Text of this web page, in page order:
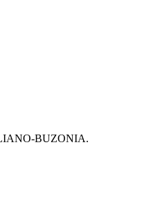
BUZONIA.